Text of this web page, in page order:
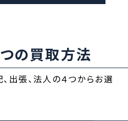
の買取方法
出張、法人の４つからお選